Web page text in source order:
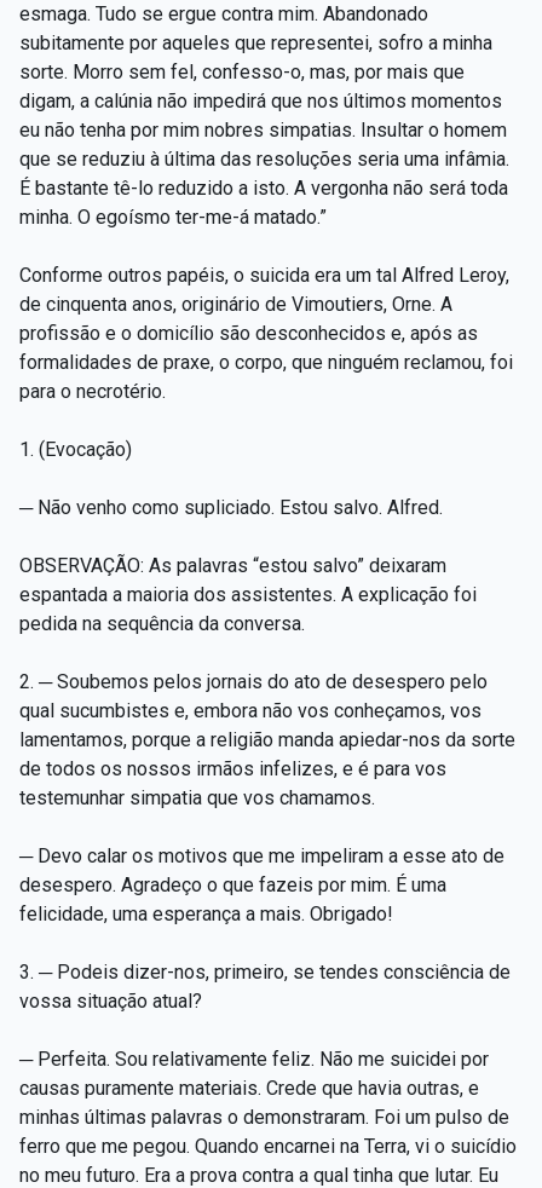
esmaga. Tudo se ergue contra mim. Abandonado
subitamente por aqueles que representei, sofro a minha
sorte. Morro sem fel, confesso-o, mas, por mais que
digam, a calúnia não impedirá que nos últimos momentos
eu não tenha por mim nobres simpatias. Insultar o homem
que se reduziu à última das resoluções seria uma infâmia.
É bastante tê-lo reduzido a isto. A vergonha não será toda
minha. O egoísmo ter-me-á matado.”
Conforme outros papéis, o suicida era um tal Alfred Leroy,
de cinquenta anos, originário de Vimoutiers, Orne. A
profissão e o domicílio são desconhecidos e, após as
formalidades de praxe, o corpo, que ninguém reclamou, foi
para o necrotério.
1. (Evocação)
─ Não venho como supliciado. Estou salvo. Alfred.
OBSERVAÇÃO: As palavras “estou salvo” deixaram
espantada a maioria dos assistentes. A explicação foi
pedida na sequência da conversa.
2. ─ Soubemos pelos jornais do ato de desespero pelo
qual sucumbistes e, embora não vos conheçamos, vos
lamentamos, porque a religião manda apiedar-nos da sorte
de todos os nossos irmãos infelizes, e é para vos
testemunhar simpatia que vos chamamos.
─ Devo calar os motivos que me impeliram a esse ato de
desespero. Agradeço o que fazeis por mim. É uma
felicidade, uma esperança a mais. Obrigado!
3. ─ Podeis dizer-nos, primeiro, se tendes consciência de
vossa situação atual?
─ Perfeita. Sou relativamente feliz. Não me suicidei por
causas puramente materiais. Crede que havia outras, e
minhas últimas palavras o demonstraram. Foi um pulso de
ferro que me pegou. Quando encarnei na Terra, vi o suicídio
no meu futuro. Era a prova contra a qual tinha que lutar. Eu